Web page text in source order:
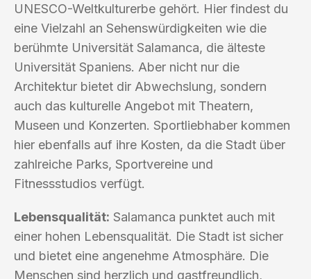
UNESCO-Weltkulturerbe gehört. Hier findest du
eine Vielzahl an Sehenswürdigkeiten wie die
berühmte Universität Salamanca, die älteste
Universität Spaniens. Aber nicht nur die
Architektur bietet dir Abwechslung, sondern
auch das kulturelle Angebot mit Theatern,
Museen und Konzerten. Sportliebhaber kommen
hier ebenfalls auf ihre Kosten, da die Stadt über
zahlreiche Parks, Sportvereine und
Fitnessstudios verfügt.
Lebensqualität: Salamanca punktet auch mit
einer hohen Lebensqualität. Die Stadt ist sicher
und bietet eine angenehme Atmosphäre. Die
Menschen sind herzlich und gastfreundlich,